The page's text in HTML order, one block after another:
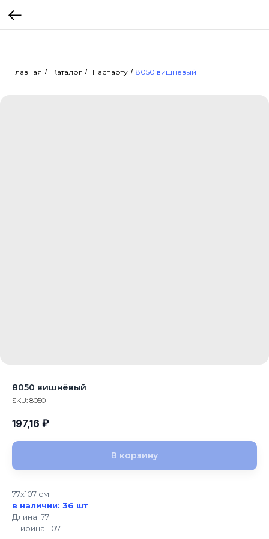
Главная / Каталог / Паспарту / 8050 вишнёвый
8050 вишнёвый
SKU: 8050
197,16 ₽
В корзину
77x107 см
в наличии: 36 шт
Длина: 77
Ширина: 107